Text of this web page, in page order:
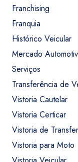
Franchising
Franquia
Histórico Veicular
Mercado
Serviços
Transferência de
Vistoria Cautelar
Vistoria Certicar
Vistoria de
Vistoria para Moto